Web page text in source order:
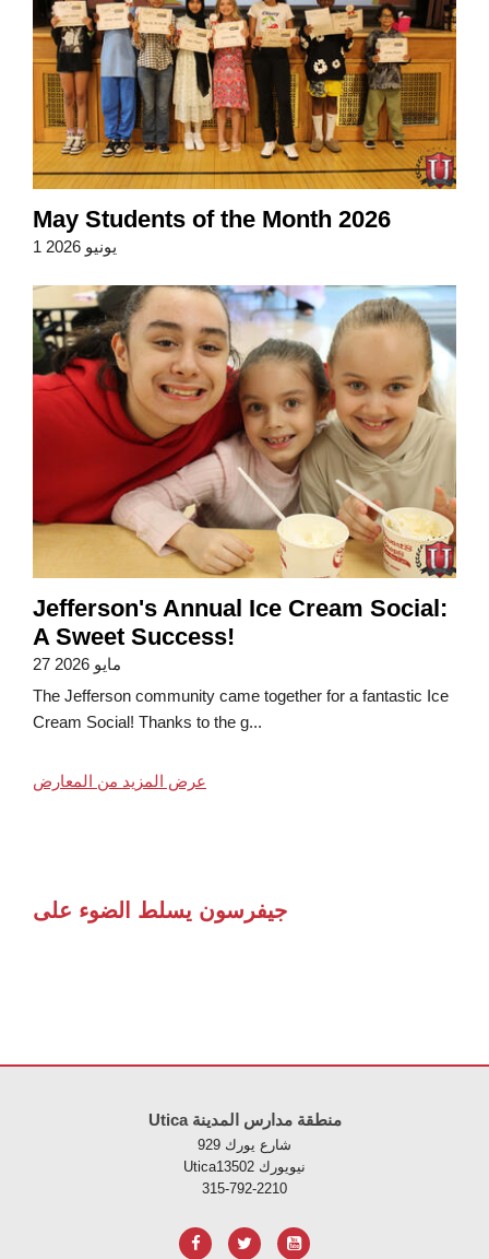
May Students of the Month 2026
1 يونيو 2026
Jefferson's Annual Ice Cream Social:
A Sweet Success!
27 مايو 2026
The Jefferson community came together for a fantastic Ice
Cream Social! Thanks to the g...
عرض المزيد من المعارض
جيفرسون يسلط الضوء على
Utica منطقة مدارس المدينة
929 شارع يورك
Uticaنيويورك 13502
315-792-2210